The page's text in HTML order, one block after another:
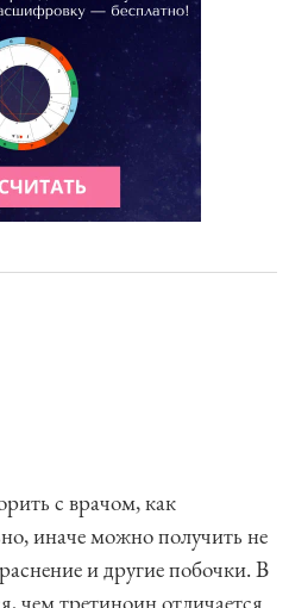
с врачом, как
иначе можно получить не
и другие побочки. В